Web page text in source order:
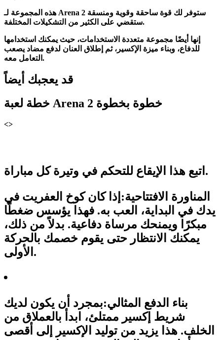
هذه المجموعة لـ Arena 2 ستوفر لك قوة ساحقة وقوية ومنسقة
ستقضي على الكثير من التشكيلات المختلفة.
إنها أيضًا مجموعة متعددة الاستخدامات، حيث يمكنك استخدامها
للدفاع، وبناء ميزة الإكسير، ثم إطلاق العنان لدفع مضاد يصعب
التعامل معه.
قد يعجبك أيضاً
خطة لعبة Arena 2 خطوة بخطوة
<>
اتبع هذا الإيقاع للتحكم في وتيرة كل مباراة.
المناورة الافتتاحية: إذا كان كوخ العفريت في
يدك في البداية، العب به. فهذا يؤسس ضغطًا
مبكرًا ويمنحك مرساة دفاعية. بدلاً من ذلك،
يمكنك الانتظار حتى يقوم خصمك بالحركة
الأولى.
بناء الدفع المثالي:بمجرد أن يكون لديك
شريط إكسير ممتلئ، ابدأ بالعملاق من
الخلف. هذا يزيد من توليد الإكسير إلى أقصى